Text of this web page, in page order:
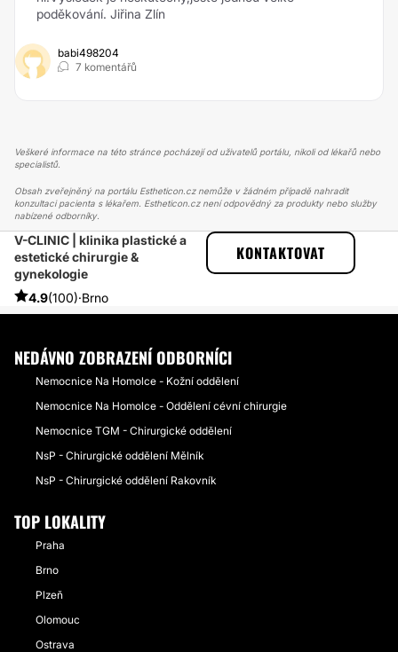
poděkování. Jiřina Zlín
babi498204
7 komentářů
Veškeré informace na této stránce pocházejí od uživatelů portálu, nikoli od lékařů nebo
specialistů.
Obsah zveřejněný na portálu Estheticon.cz nemůže v žádném případě nahradit
konzultaci pacienta s lékařem. Estheticon.cz není odpovědný za produkty nebo služby
nabízené odborníky.
V-CLINIC | klinika plastické a
estetické chirurgie &
gynekologie
4.9(100)·Brno
KONTAKTOVAT
ESTHETICON
PŘÍBĚHY
PŘÍBĚHY TÝKAJÍCÍ SE ZÁKROKU LIPOSUKCE
LIPOSUKCE HRUDNÍKU A BŘICHA VE V-CLINIC/ I HAD A
LIPOSUCTION ON MY CHEST AND BELLY.
NEDÁVNO ZOBRAZENÍ ODBORNÍCI
Nemocnice Na Homolce - Kožní oddělení
Nemocnice Na Homolce - Oddělení cévní chirurgie
Nemocnice TGM - Chirurgické oddělení
NsP - Chirurgické oddělení Mělník
NsP - Chirurgické oddělení Rakovník
TOP LOKALITY
Praha
Brno
Plzeň
Olomouc
Ostrava